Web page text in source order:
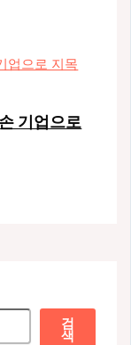
기업으로
검
색